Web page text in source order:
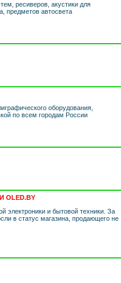
ресиверов, акустики для
предметов автосвета
оборудования,
по всем городам России
электроники и бытовой техники. За
в статус магазина, продающего не